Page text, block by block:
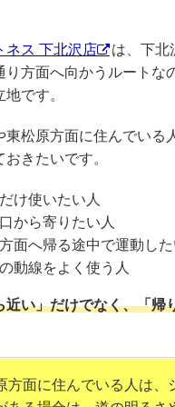
ネス 下北沢店
は、下北
り方面へ向かうルート
です。
東松原方面に住んでいる
おきたいです。
け使いたい人
から寄りたい人
面へ帰る途中で運動し
動線をよく使う人
近い」だけでなく、「
方面に住んでいる人は